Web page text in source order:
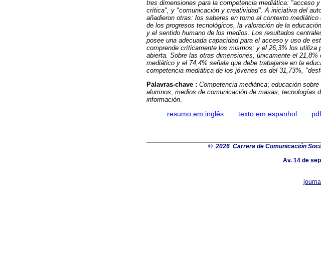
tres dimensiones para la competencia mediática: "acceso
crítica", y "comunicación y creatividad". A iniciativa del
añadieron otras: los saberes en torno al contexto
de los progresos tecnológicos, la valoración de la
y el sentido humano de los medios. Los resultados
posee una adecuada capacidad para el acceso y uso de
comprende críticamente los mismos; y el 26,3% los utiliza
abierta. Sobre las otras dimensiones, únicamente el
mediático y el 74,4% señala que debe trabajarse en la
competencia mediática de los jóvenes es del 31,73%,
Palavras-chave : Competencia mediática; educación
alumnos; medios de comunicación de masas; tecnologías
información.
· resumo em inglês · texto em espanhol ·
©2026 Carrera de Comunicación
Av. 14 de